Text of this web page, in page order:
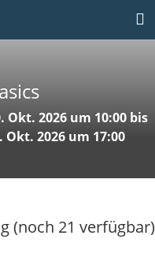
Okt. 2026 um 10:00 bis
Okt. 2026 um 17:00
(noch 21 verfügbar)